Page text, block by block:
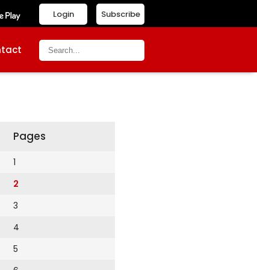
Subscribe
Login
Pages
1
2
3
4
5